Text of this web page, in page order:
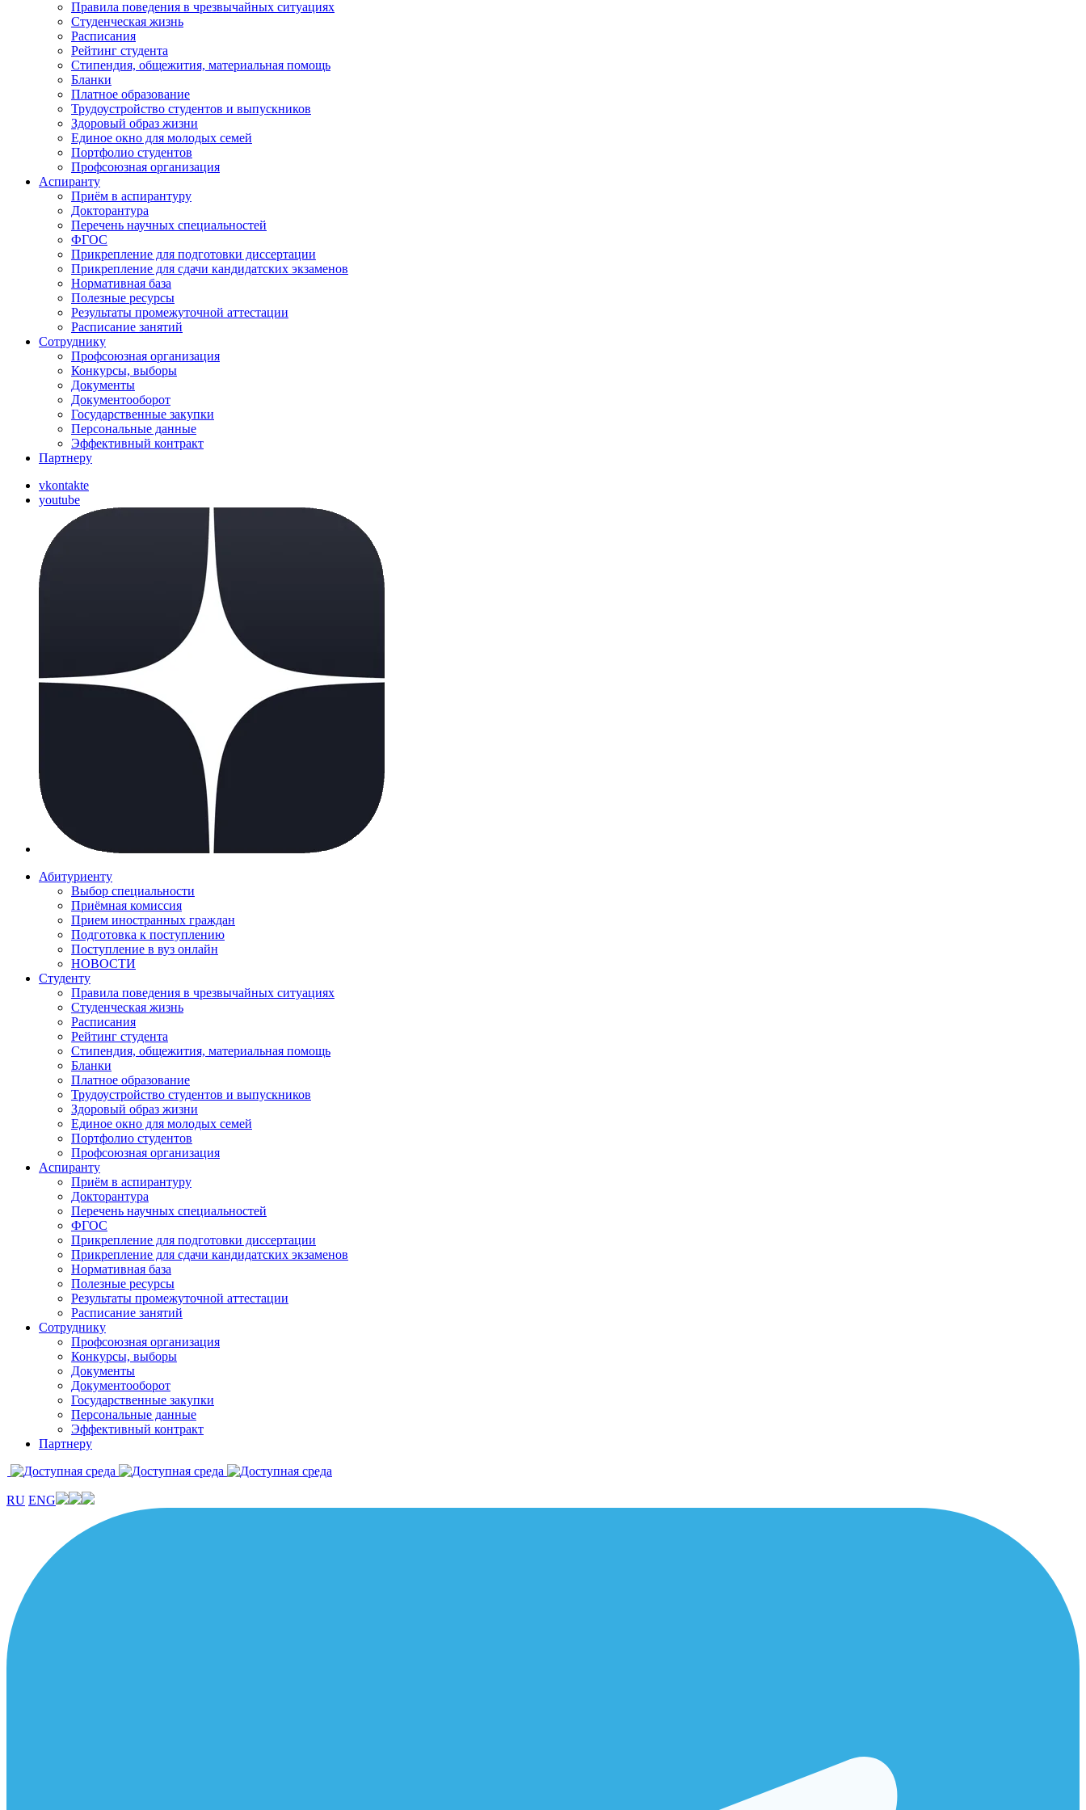
Правила поведения в чрезвычайных ситуациях
Студенческая жизнь
Расписания
Рейтинг студента
Стипендия, общежития, материальная помощь
Бланки
Платное образование
Трудоустройство студентов и выпускников
Здоровый образ жизни
Единое окно для молодых семей
Портфолио студентов
Профсоюзная организация
Аспиранту
Приём в аспирантуру
Докторантура
Перечень научных специальностей
ФГОС
Прикрепление для подготовки диссертации
Прикрепление для сдачи кандидатских экзаменов
Нормативная база
Полезные ресурсы
Результаты промежуточной аттестации
Расписание занятий
Сотруднику
Профсоюзная организация
Конкурсы, выборы
Документы
Документооборот
Государственные закупки
Персональные данные
Эффективный контракт
Партнеру
vkontakte
youtube
Абитуриенту
Выбор специальности
Приёмная комиссия
Прием иностранных граждан
Подготовка к поступлению
Поступление в вуз онлайн
НОВОСТИ
Студенту
Правила поведения в чрезвычайных ситуациях
Студенческая жизнь
Расписания
Рейтинг студента
Стипендия, общежития, материальная помощь
Бланки
Платное образование
Трудоустройство студентов и выпускников
Здоровый образ жизни
Единое окно для молодых семей
Портфолио студентов
Профсоюзная организация
Аспиранту
Приём в аспирантуру
Докторантура
Перечень научных специальностей
ФГОС
Прикрепление для подготовки диссертации
Прикрепление для сдачи кандидатских экзаменов
Нормативная база
Полезные ресурсы
Результаты промежуточной аттестации
Расписание занятий
Сотруднику
Профсоюзная организация
Конкурсы, выборы
Документы
Документооборот
Государственные закупки
Персональные данные
Эффективный контракт
Партнеру
RU ENG